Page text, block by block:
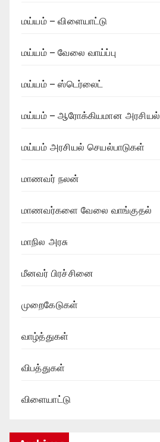
மய்யம் – விளையாட்டு
மய்யம் – வேலை வாய்ப்பு
மய்யம் – ஸ்டெர்லைட்
மய்யம் – ஆரோக்கியமான அரசியல்
மய்யம் அரசியல் செயல்பாடுகள்
மாணவர் நலன்
மாணவர்களை வேலை வாங்குதல்
மாநில அரசு
மீனவர் பிரச்சினை
முறைகேடுகள்
வாழ்த்துகள்
விபத்துகள்
விளையாட்டு